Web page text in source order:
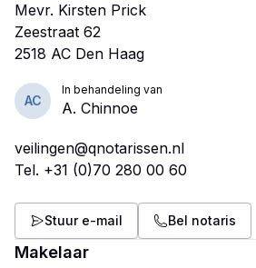
Mevr. Kirsten Prick
Zeestraat 62
AC
In behandeling van
A. Chinnoe
veilingen@qnotarissen.nl
Tel. +31 (0)70 280 00 60
Stuur e-mail Bel notaris
Makelaar